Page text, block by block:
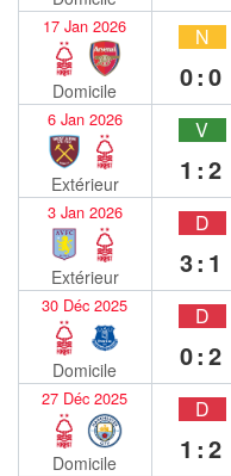
17 Jan 2026
Domicile
N
0:0
6 Jan 2026
Extérieur
V
1:2
3 Jan 2026
Extérieur
D
3:1
30 Déc 2025
Domicile
D
0:2
27 Déc 2025
Domicile
D
1:2